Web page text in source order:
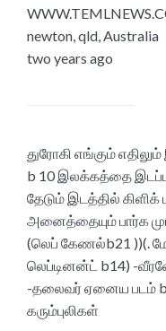
newton, qld, Australia
two years ago
துரோகி எங்கும்
b 10 இலக்கத்தை
தேடும் இடத்தில்
அனைத்தையும் பார்க
(லெப் கேணல்b21 ))(.
லெப்டினன்ட் b14) -
-தலைவர் ஏனைய படம்
கரும்புலிகள்